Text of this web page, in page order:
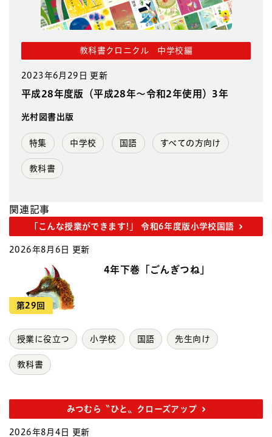
教科書クロニクル 中学校編
2023年6月29日 更新
平成28年度版（平成28年～令和2年使用）3年
光村図書出版
特集 中学校 国語 すべての方向け
教科書
関連記事
「こんな授業ができます!」 令和6年度版小学校国語
2026年8月6日 更新
第29回
4年下巻「ごんぎつね」
授業に役立つ 小学校 国語 先生向け
教科書
みつむら〝ひと〟クローズアップ
2026年8月4日 更新